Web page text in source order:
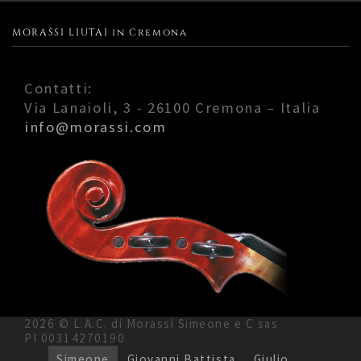
MORASSI LIUTAI in Cremona
Contatti:
Via Lanaioli, 3 - 26100 Cremona – Italia
info@morassi.com
2026 © L.A.C. di Morassi Simeone e C sas
PI 00314270190